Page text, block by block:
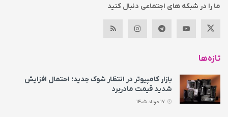
ما را در شبکه های اجتماعی دنبال کنید
تازه‌ها
بازار کامپیوتر در انتظار شوک جدید؛ احتمال افزایش
شدید قیمت مادربرد